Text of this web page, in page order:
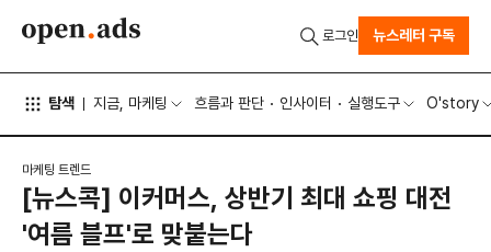
탐색 지금, 마케팅 흐름과 판단 인사이터 실행도구 O'story
로그인 뉴스레터 구독
마케팅 트렌드
[뉴스콕] 이커머스, 상반기 최대 쇼핑 대전
'여름 블프'로 맞붙는다